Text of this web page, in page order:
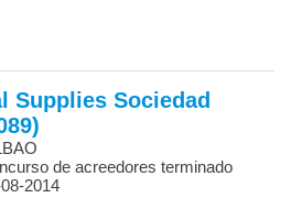
Supplies Sociedad
de acreedores terminado
2014